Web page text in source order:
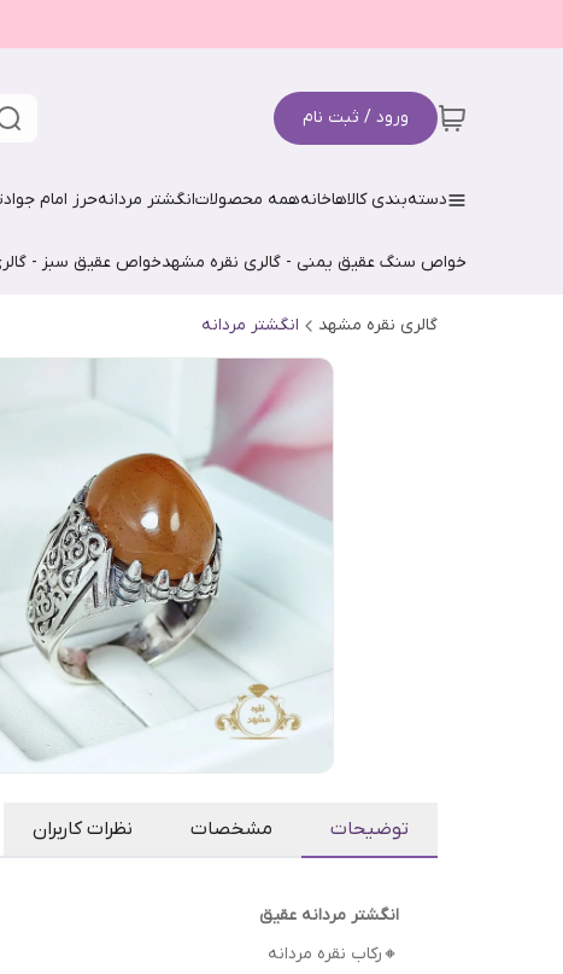
ورود / ثبت نام
دسته‌بندی کالاهاخانههمه محصولاتانگشتر مردانهحرز امام جواد
خواص سنگ عقیق یمنی - گالری نقره مشهدخواص عقیق سبز -
گالری نقره مشهد انگشتر مردانه
توضیحات مشخصات نظرات کاربران
انگشتر مردانه عقیق
🔸رکاب نقره مردانه